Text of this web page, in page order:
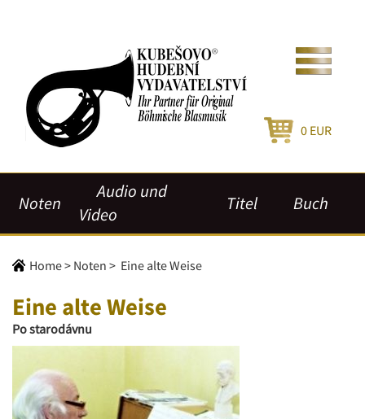
0 EUR
Noten
Audio und
Video
Titel Buch
Home> Noten > Eine alte Weise
Eine alte Weise
Po starodávnu